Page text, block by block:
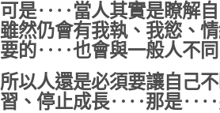
可是‥‥當人其實是瞭解
雖然仍會有我執、我慾
要的‥‥也會與一般人不
所以人還是必須要讓自己
習、停止成長‥‥那是